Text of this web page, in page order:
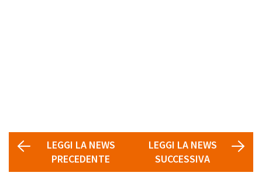
LEGGI LA NEWS
PRECEDENTE
LEGGI LA NEWS
SUCCESSIVA